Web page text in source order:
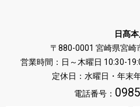
日髙
〒880-0001 宮崎県宮崎
営業時間：日～木曜日 10:30-
定休日：水曜日・年末
電話番号：